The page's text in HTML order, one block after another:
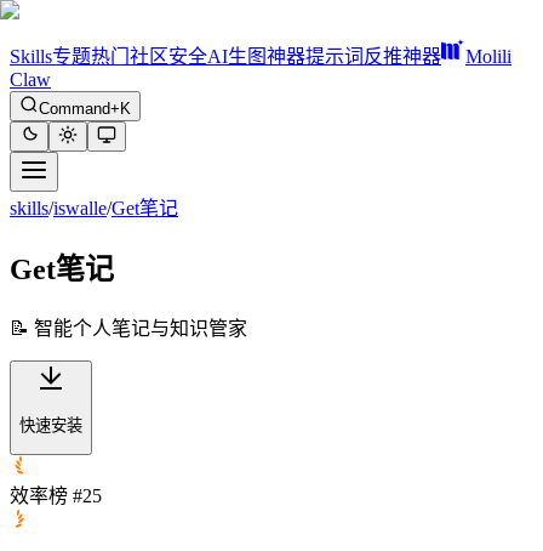
Skills专题热门 社区安全AI生图神器提示词反推神器
Molili
Claw
Command+K
skills/iswalle/Get笔记
Get笔记
📝 智能个人笔记与知识管家
快速安装
效率榜 #25